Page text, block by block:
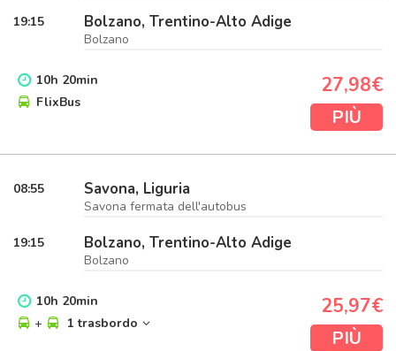
19:15 Bolzano, Trentino-Alto Adige
Bolzano
10h 20min
FlixBus
27,98€
PIÙ
08:55 Savona, Liguria
Savona fermata dell'autobus
19:15 Bolzano, Trentino-Alto Adige
Bolzano
10h 20min
+
1 trasbordo
25,97€
PIÙ